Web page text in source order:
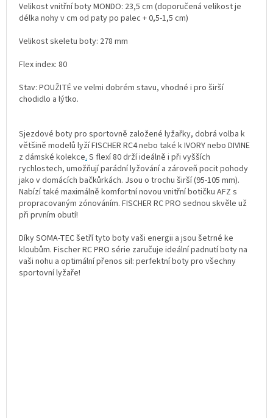
Velikost vnitřní boty MONDO: 23,5 cm (doporučená velikost je
délka nohy v cm od paty po palec + 0,5-1,5 cm)
Velikost skeletu boty: 278 mm
Flex index: 80
Stav: POUŽITÉ ve velmi dobrém stavu, vhodné i pro širší
chodidlo a lýtko.
Sjezdové boty pro sportovně založené lyžařky, dobrá volba k
většině modelů lyží FISCHER RC4 nebo také k IVORY nebo DIVINE
z dámské kolekce.S flexí 80 drží ideálně i při vyšších
rychlostech, umožňují parádní lyžování a zároveň pocit pohody
jako v domácích bačkůrkách. Jsou o trochu širší (95-105 mm).
Nabízí také maximálně komfortní novou vnitřní botičku AFZ s
propracovaným zónováním. FISCHER RC PRO sednou skvěle už
při prvním obutí!
Díky SOMA-TEC šetří tyto boty vaši energii a jsou šetrné ke
kloubům. Fischer RC PRO série zaručuje ideální padnutí boty na
vaši nohu a optimální přenos sil: perfektní boty pro všechny
sportovní lyžaře!